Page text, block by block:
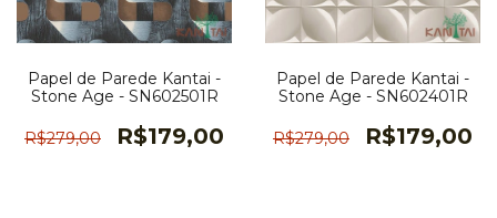
Papel de Parede Kantai -
Stone Age - SN602501R
R$279,00 R$179,00
Papel de Parede Kantai -
Stone Age - SN602401R
R$279,00 R$179,00